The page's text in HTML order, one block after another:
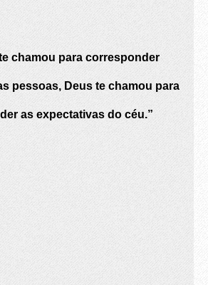
chamou para corresponder
pessoas, Deus te chamou para
as expectativas do céu.”